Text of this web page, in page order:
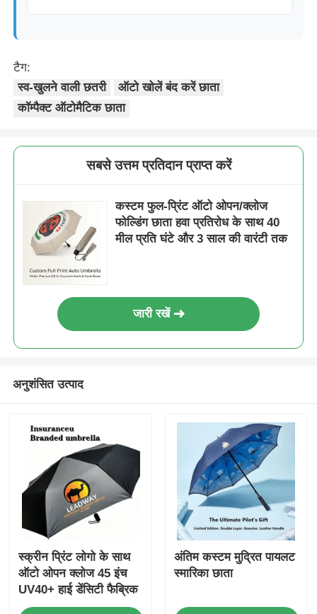
टैग:
स्व-खुलने वाली छतरी
ऑटो खोलें बंद करें छाता
कॉम्पैक्ट ऑटोमैटिक छाता
सबसे उत्तम प्रतिदान प्राप्त करें
कस्टम फुल-प्रिंट ऑटो ओपन/क्लोज
फोल्डिंग छाता हवा प्रतिरोध के साथ 40
मील प्रति घंटे और 3 साल की वारंटी तक
जारी रखें
अनुशंसित उत्पाद
स्क्रीन प्रिंट लोगो के साथ
ऑटो ओपन क्लोज 45 इंच
UV40+ हाई डेंसिटी फैब्रिक
कॉर्पोरेट गिफ्ट छाता
अंतिम कस्टम मुद्रित पायलट
स्मारिका छाता